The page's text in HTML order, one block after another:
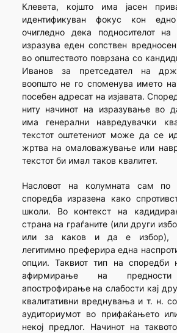
Клевета, којшто има јасен
идентификуван фокус кон
очигледно дека подносителот
изразува еден сопствен
во општеството поврзана со
Иванов за претседател на
воопшто не го споменува името
посебен адресат на изјавата.
ниту начинот на изразување во
има генерални навредувачки
текстот оштетениот може да се
жртва на омаловажување или
текстот би имал таков квалитет.
Насловот на колумната сам по
споредба изразена како
школи. Во контекст на
страна на граѓаните (или други
или за каков и да е избор),
легитимно преферира една
опции. Таквиот тип на споредби
афирмирање на
апострофирање на слабости кај
квалитативни вреднувања и т. н.
аудиториумот во прифаќањето
некој предлог. Начинот на